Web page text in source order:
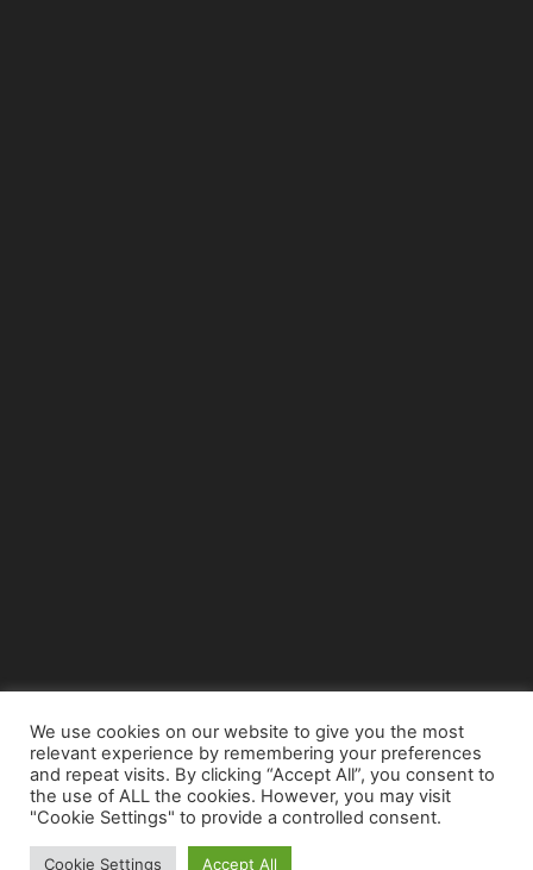
© Copyright 2015 - www.airnews.gr
We use cookies on our website to give you the most
relevant experience by remembering your preferences
and repeat visits. By clicking “Accept All”, you consent to
the use of ALL the cookies. However, you may visit
"Cookie Settings" to provide a controlled consent.
Cookie Settings Accept All